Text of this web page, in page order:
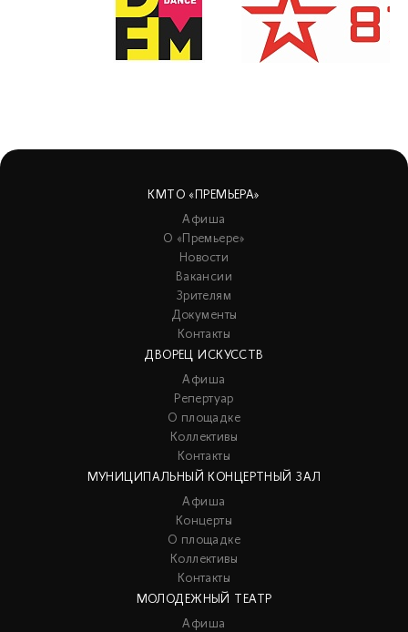
КМТО «ПРЕМЬЕРА»
Афиша
О «Премьере»
Новости
Вакансии
Зрителям
Документы
Контакты
ДВОРЕЦ ИСКУССТВ
Афиша
Репертуар
О площадке
Коллективы
Контакты
МУНИЦИПАЛЬНЫЙ КОНЦЕРТНЫЙ ЗАЛ
Афиша
Концерты
О площадке
Коллективы
Контакты
МОЛОДЕЖНЫЙ ТЕАТР
Афиша